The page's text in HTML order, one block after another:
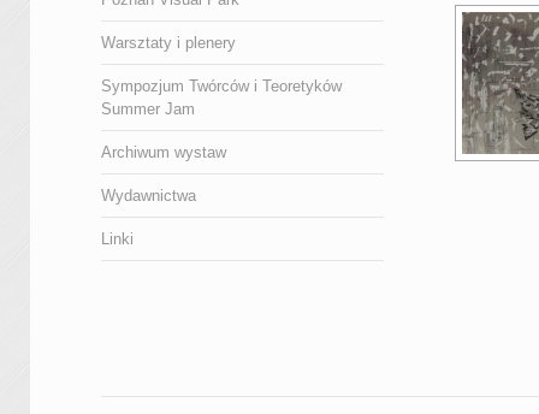
Warsztaty i plenery
Sympozjum Twórców i Teoretyków
Summer Jam
Archiwum wystaw
Wydawnictwa
Linki